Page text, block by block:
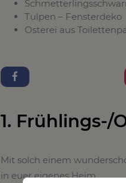
Tulpen – Fensterdeko
Osterei aus
1. Frühlings-/
Mit solch einem
in euer eigenes Heim.